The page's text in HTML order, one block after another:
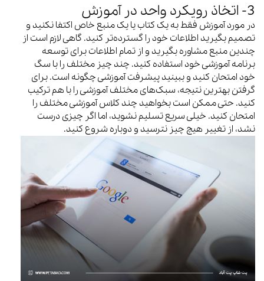
3- اتخاذ رویکرد واحد در آموزش
در مورد آموزش فقط به یک کتاب یا یک منبع خاص اکتفا نکنید و
تصمیم بگیرید اطلاعات خود را گسترده‌تر کنید. گاهی لازم است از
چندین منبع مشاوره بگیرید و از تمام اطلاعات برای توسعه
برنامه آموزشی خود استفاده کنید. چند چیز مختلف را با سگ
خود امتحان کنید و ببینید پیشرفت آموزشی چگونه است. برای
گرفتن بهترین نتیجه، سبک‌های مختلف آموزشی را با هم ترکیب
کنید. حتی ممکن است بخواهید چند کلاس آموزشی مختلف را
امتحان کنید. خیلی سریع تسلیم نشوید، اما اگر چیزی درست
نشد، از تغییر هیچ چیز نترسید و دوباره شروع کنید.